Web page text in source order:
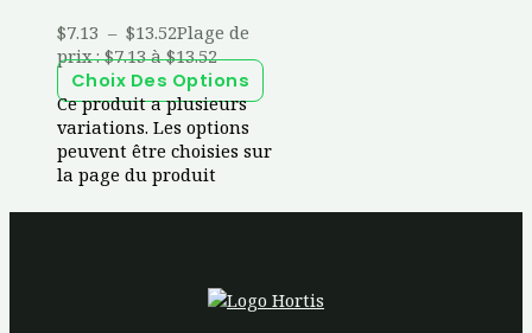
$7.13 – $13.52Plage de
prix : $7.13 à $13.52
Choix Des Options
Ce produit a plusieurs
variations. Les options
peuvent être choisies sur
la page du produit